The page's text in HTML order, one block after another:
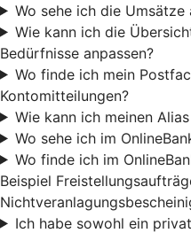
Wo sehe ich die Umsätze
Wie kann ich die
Bedürfnisse anpassen?
Wo finde ich mein
Kontomitteilungen?
Wie kann ich meinen
Wo sehe ich im
Wo finde ich im
Beispiel
Ich habe sowohl ein